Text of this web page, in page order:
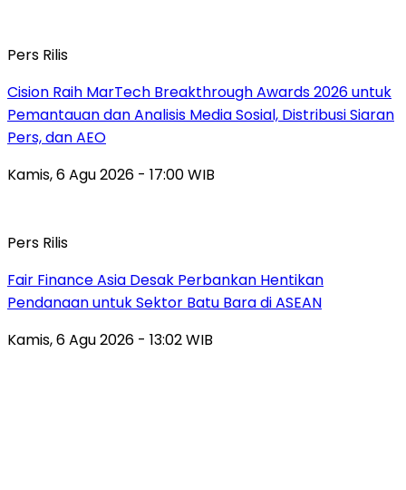
Pers Rilis
Cision Raih MarTech Breakthrough Awards 2026 untuk
Pemantauan dan Analisis Media Sosial, Distribusi Siaran
Pers, dan AEO
Kamis, 6 Agu 2026 - 17:00 WIB
Pers Rilis
Fair Finance Asia Desak Perbankan Hentikan
Pendanaan untuk Sektor Batu Bara di ASEAN
Kamis, 6 Agu 2026 - 13:02 WIB